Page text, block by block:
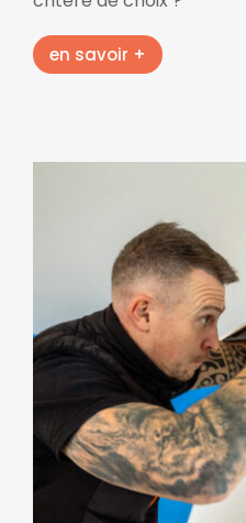
en savoir +